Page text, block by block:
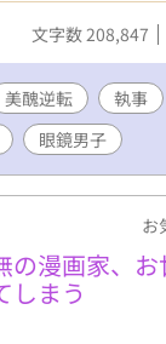
文字数 208,847
美醜逆転 執事
眼鏡男子
お
の漫画家、
しまう